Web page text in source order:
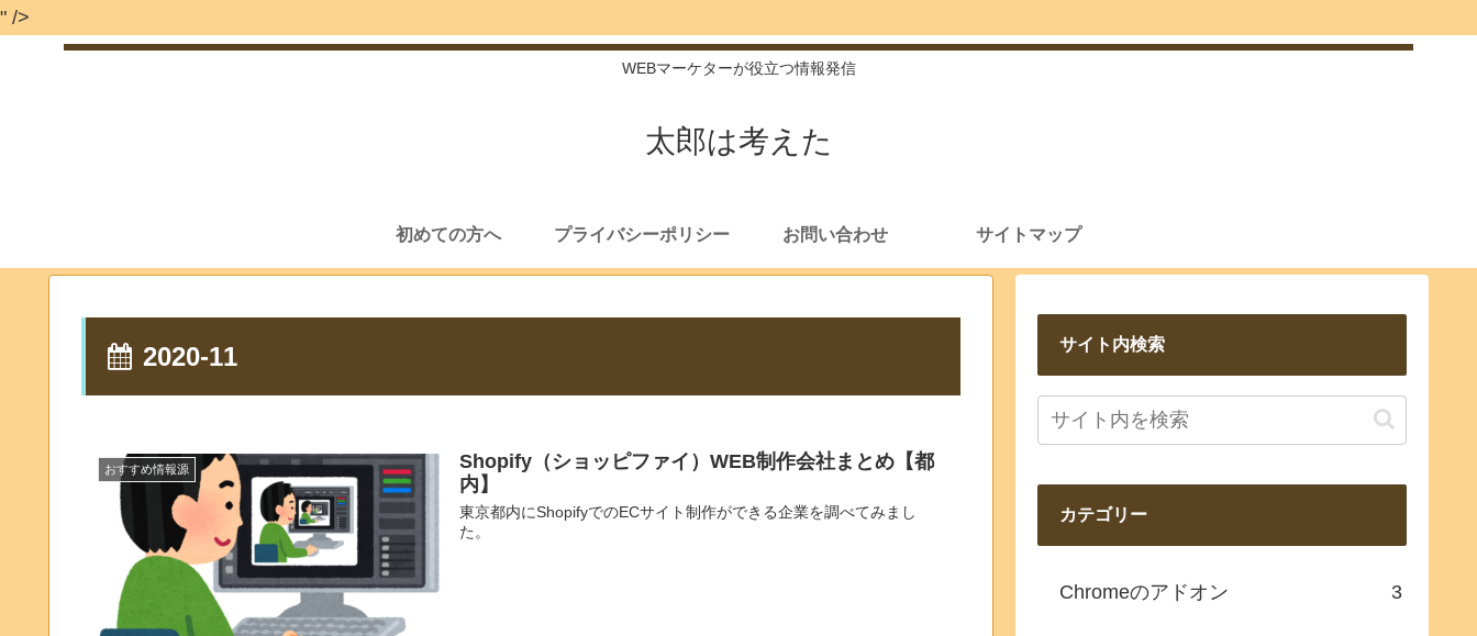
" />
WEBマーケターが役立つ情報発信
太郎は考えた
初めての方へ プライバシーポリシー お問い合わせ サイトマップ
2020-11
おすすめ情報源
Shopify（ショッピファイ）WEB制作会社まとめ【都
内】
東京都内にShopifyでのECサイト制作ができる企業を調べてみまし
た。
サイト内検索
カテゴリー
Chromeのアドオン 3